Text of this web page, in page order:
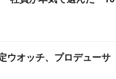
ウオッチ、プロデューサ